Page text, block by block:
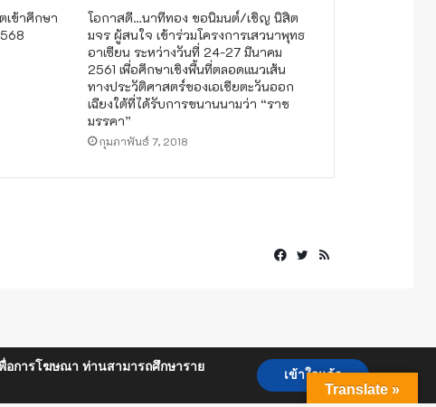
ข้าศึกษา
โอกาสดี…นาทีทอง ขอนิมนต์/เชิญ นิสิต
มจร ผู้สนใจ เข้าร่วมโครงการเสวนาพุทธ
อาเซียน ระหว่างวันที่ 24-27 มีนาคม
2561 เพื่อศึกษาเชิงพื้นที่ตลอดเเนวเส้น
ทางประวัติศาสตร์ของเอเชียตะวันออก
เฉียงใต้ที่ได้รับการขนานนามว่า “ราช
มรรคา”
กุมภาพันธ์ 7, 2018
Facebook
Twitter
RSS
Translate »
อการโฆษณา ท่านสามารถศึกษาราย
เข้าใจแล้ว